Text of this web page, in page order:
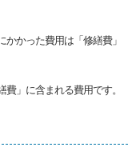
かった費用は「修繕費」
」に含まれる費用です。